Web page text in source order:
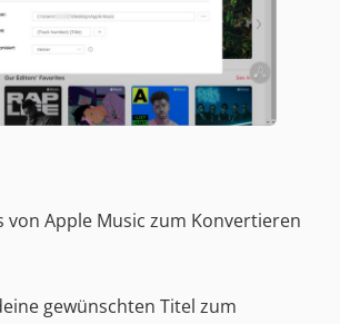
von Apple Music zum Konvertieren
gewünschten Titel zum